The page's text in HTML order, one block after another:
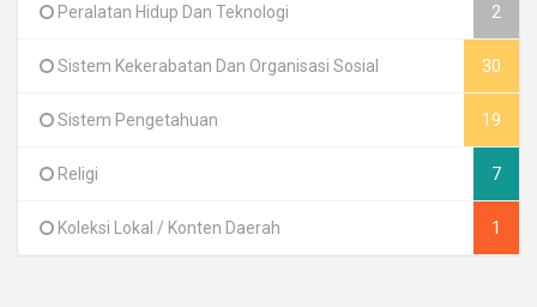
Peralatan Hidup Dan Teknologi 2
Sistem Kekerabatan Dan Organisasi Sosial 30
Sistem Pengetahuan 19
Religi 7
Koleksi Lokal / Konten Daerah 1